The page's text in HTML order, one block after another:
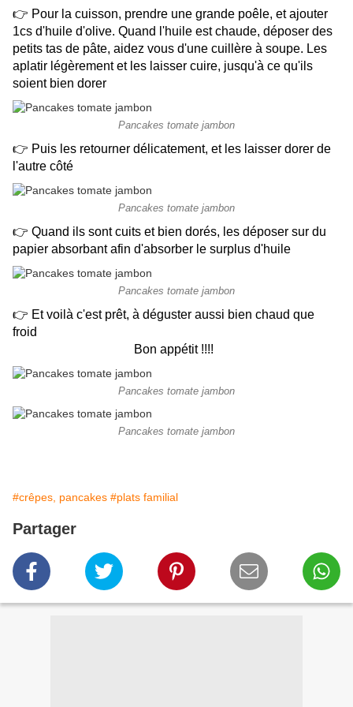
👉 Pour la cuisson, prendre une grande poêle, et ajouter
1cs d'huile d'olive. Quand l'huile est chaude, déposer des
petits tas de pâte, aidez vous d'une cuillère à soupe. Les
aplatir légèrement et les laisser cuire, jusqu'à ce qu'ils
soient bien dorer
Pancakes tomate jambon
👉 Puis les retourner délicatement, et les laisser dorer de
l'autre côté
Pancakes tomate jambon
👉 Quand ils sont cuits et bien dorés, les déposer sur du
papier absorbant afin d'absorber le surplus d'huile
Pancakes tomate jambon
👉 Et voilà c'est prêt, à déguster aussi bien chaud que
froid
Bon appétit !!!!
Pancakes tomate jambon
Pancakes tomate jambon
#crêpes, pancakes #plats familial
Partager